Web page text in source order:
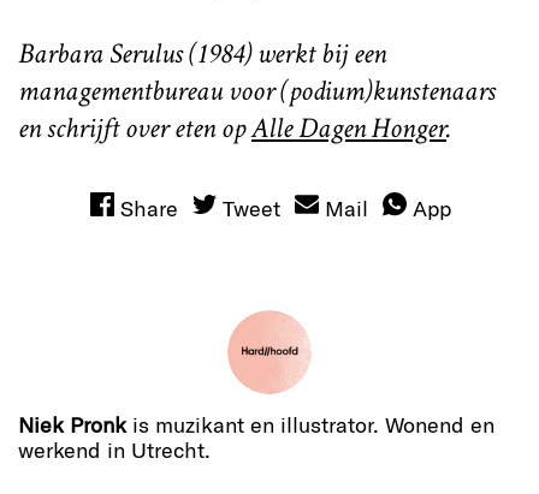
Barbara Serulus (1984) werkt bij een
managementbureau voor (podium)kunstenaars
en schrijft over eten opAlle Dagen Honger.
Share Tweet Mail App
Niek Pronkis muzikant en illustrator. Wonend en
werkend in Utrecht.